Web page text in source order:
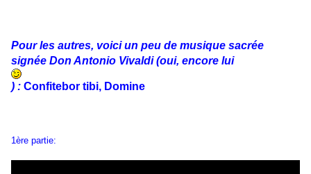
Pour les autres, voici un peu de musique sacrée
signée Don Antonio Vivaldi (oui, encore lui
) : Confitebor tibi, Domine
1ère partie: